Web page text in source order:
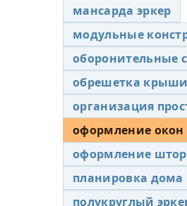
мансарда эркер
модульные
оборонительные
обрешетка крыши
организация
оформление окон
оформление штор
планировка дома
полукруглый